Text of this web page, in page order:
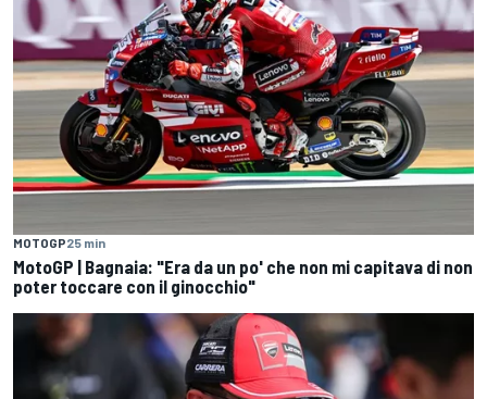
MOTOGP25 min
MotoGP | Bagnaia: "Era da un po' che non mi capitava di non
poter toccare con il ginocchio"